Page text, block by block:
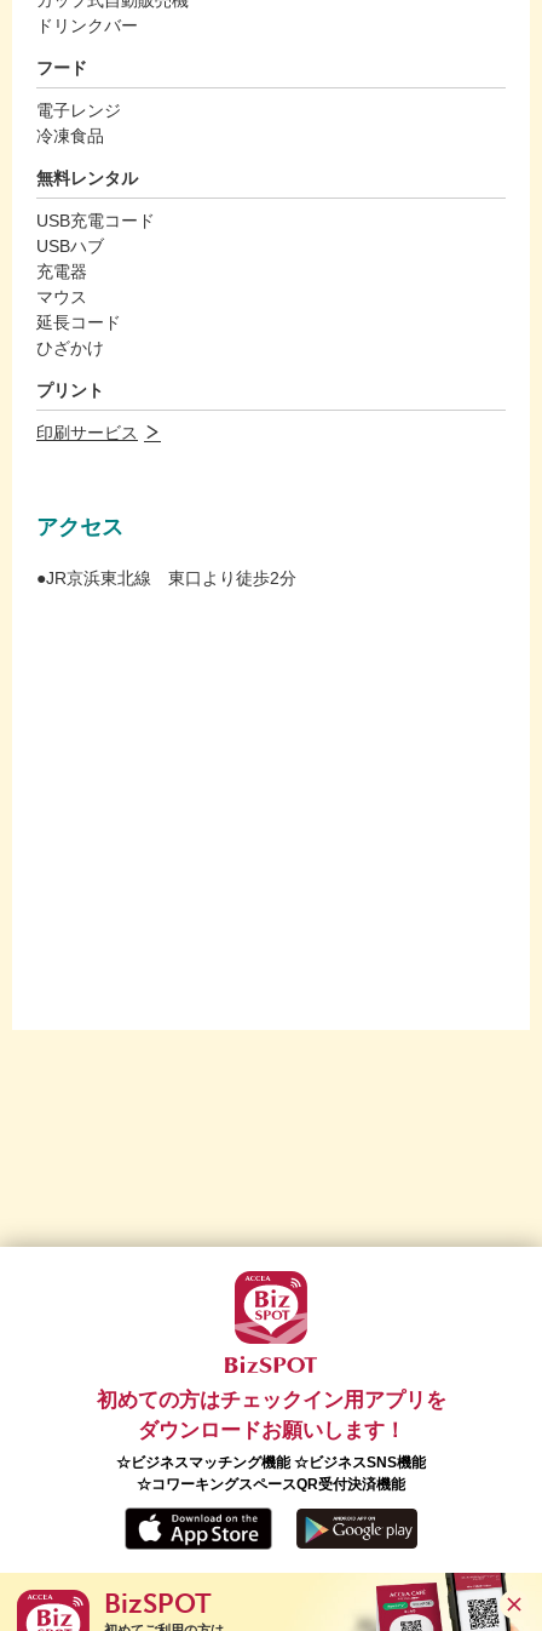
ドリンクバー
フード
電子レンジ
冷凍食品
無料レンタル
USB充電コード
USBハブ
充電器
マウス
延長コード
ひざかけ
プリント
印刷サービス
アクセス
●JR京浜東北線 東口より徒歩2分
初めての方はチェックイン用アプリを
ダウンロードお願いします！
☆ビジネスマッチング機能 ☆ビジネスSNS機能
☆コワーキングスペースQR受付決済機能
Copyright(C) 2026 ACCEA Co., Ltd. All Rights Reserved.
BizSPOT